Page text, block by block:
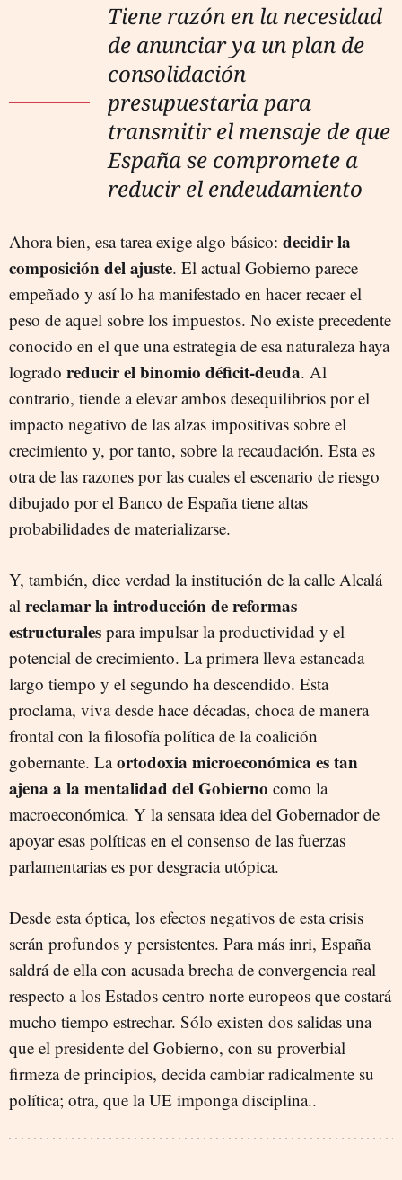
Tiene razón en la necesidad
de anunciar ya un plan de
consolidación
presupuestaria para
transmitir el mensaje de que
España se compromete a
reducir el endeudamiento
Ahora bien, esa tarea exige algo básico: decidir la
composición del ajuste. El actual Gobierno parece
empeñado y así lo ha manifestado en hacer recaer el
peso de aquel sobre los impuestos. No existe precedente
conocido en el que una estrategia de esa naturaleza haya
logrado reducir el binomio déficit-deuda. Al
contrario, tiende a elevar ambos desequilibrios por el
impacto negativo de las alzas impositivas sobre el
crecimiento y, por tanto, sobre la recaudación. Esta es
otra de las razones por las cuales el escenario de riesgo
dibujado por el Banco de España tiene altas
probabilidades de materializarse.
Y, también, dice verdad la institución de la calle Alcalá
al reclamar la introducción de reformas
estructurales para impulsar la productividad y el
potencial de crecimiento. La primera lleva estancada
largo tiempo y el segundo ha descendido. Esta
proclama, viva desde hace décadas, choca de manera
frontal con la filosofía política de la coalición
gobernante. Laortodoxia microeconómica es tan
ajena a la mentalidad del Gobierno como la
macroeconómica. Y la sensata idea del Gobernador de
apoyar esas políticas en el consenso de las fuerzas
parlamentarias es por desgracia utópica.
Desde esta óptica, los efectos negativos de esta crisis
serán profundos y persistentes. Para más inri, España
saldrá de ella con acusada brecha de convergencia real
respecto a los Estados centro norte europeos que costará
mucho tiempo estrechar. Sólo existen dos salidas una
que el presidente del Gobierno, con su proverbial
firmeza de principios, decida cambiar radicalmente su
política; otra, que la UE imponga disciplina..